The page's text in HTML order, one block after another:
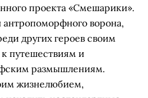
проекта «Смешарики».
ворона,
других героев своим
путешествиям и
размышлениям.
жизнелюбием,